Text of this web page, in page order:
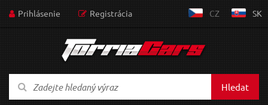
Prihlásenie Registrácia CZ SK
Hledat